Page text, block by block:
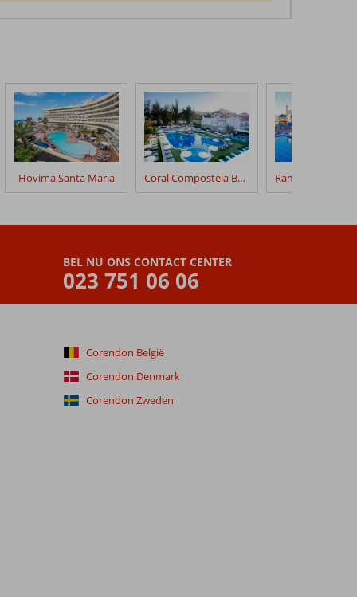
Hovima Santa Maria Coral Compostela Beach Golf
BEL NU ONS CONTACT CENTER
023 751 06 06
Corendon België
Corendon Denmark
Corendon Zweden